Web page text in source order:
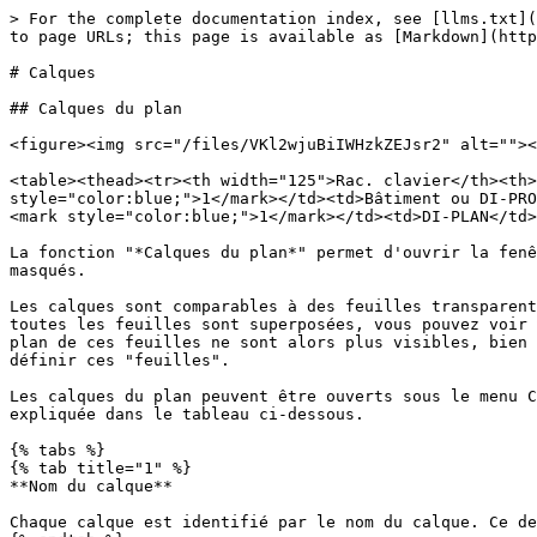
> For the complete documentation index, see [llms.txt](https://docs.dietrichs.com/llms.txt). Markdown versions of documentation pages are available by appending `.md` to page URLs; this page is available as [Markdown](https://docs.dietrichs.com/dietrichs-intelligent-documentation/francais/geometrie-daide-2d/layer-gruppen/layer.md).

# Calques

## Calques du plan

<figure><img src="/files/VKl2wjuBiIWHzkZEJsr2" alt=""><figcaption><p>Calques du plan</p></figcaption></figure>

<table><thead><tr><th width="125">Rac. clavier</th><th>Environnement</th><th>Menus déroulants</th><th data-hidden></th></tr></thead><tbody><tr><td>04.<mark style="color:blue;">1</mark></td><td>Bâtiment ou DI-PROFIL</td><td>Calques/Groupes • <mark style="color:blue;">Calques du plan</mark></td><td></td></tr><tr><td>4.<mark style="color:blue;">1</mark></td><td>DI-PLAN</td><td>Calques/Groupes • <mark style="color:blue;">Calques du plan</mark></td><td></td></tr></tbody></table>

La fonction "*Calques du plan*" permet d'ouvrir la fenêtre de gestion des calques, depuis laquelle les calques peuvent être créés, modifiés, supprimés, affiché ou masqués.

Les calques sont comparables à des feuilles transparentes. Chaque feuille peut contenir des éléments du plan (lignes, des chaînes de cotations, des textes, etc.…). Si toutes les feuilles sont superposées, vous pouvez voir tous les éléments du plan. Mais vous pouvez retirer des feuilles individuelles à tout moment. Les éléments de plan de ces feuilles ne sont alors plus visibles, bien qu'ils soient toujours contenus dans le plan. Dans le domaine de la CAO, le terme "calque" s'est imposé pour définir ces "feuilles".

Les calques du plan peuvent être ouverts sous le menu Calques et groupe – Calques du plan. La fenêtre suivante s’ouvre alors ; la dénomination de chaque partie est expliquée dans le tableau ci-dessous.

{% tabs %}
{% tab title="1" %}
**Nom du calque**

Chaque calque est identifié par le nom du calque. Ce dernier peut être défini librement.
{% endtab %}

{% tab title="2" %}
**Type de trait**

La représentation des lignes peut être modifiée. Plusieurs choix sont possibles (continu, discontinu, axe, etc…).
{% endtab %}

{% tab title="3" %}
**Épaisseur trait**

L’épaisseur des lignes peut être défini librement. Par défaut, les lignes sont représentées en trait fin dans la zone graphique. Il est possible d’afficher les lignes avec leur épaisseur en modifiant les paramètres standards. En revanche, lors de l’impression d’un plan, l’épaisseur définie est prise en compte.
{% endtab %}

{% tab title="4" %}
**Couleur**

Détermine la couleur dans laquelle l'élément de dessin doit être affiché à l'écran et sur le papier. Avec le bouton situé sur le bord droit du champ, vous pouvez accéder à la boîte de dialogue avec laquelle vous pouvez définir vos propres jeux de couleurs.
{% endtab %}

{% tab title="5" %}
**Échelle**

Ce champ comporte l’échelle du calque. Dans les fichiers Dietrich’s (à l’exception de DI-PLAN), l’utilisateur travaille à l’échelle 1. Un texte de 7mm situé à côté d’un mur de 12m n’est pas visible à l’écran. Pour pallier ce problème, on indique l’échelle approximative de la représentation du modèle à l’écran. Par exemple, le mur est affiché à l’échelle 1:50<sup>ème</sup>